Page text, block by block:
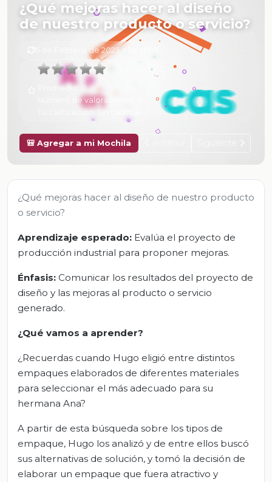
¿Qué mejoras hacer al diseño
de nuestro producto o servicio?
6 de Febrero de 2025 a las 17:09
Promedio: 0
Número de valoraciones:
Tu calificación: Sin calificar
🎒 Agregar a mi Mochila
¿Qué mejoras hacer al diseño de nuestro producto
o servicio?
Aprendizaje esperado: Evalúa el proyecto de
producción industrial para proponer mejoras.
Énfasis: Comunicar los resultados del proyecto de
diseño y las mejoras al producto o servicio
generado.
¿Qué vamos a aprender?
¿Recuerdas cuando Hugo eligió entre distintos
empaques elaborados de diferentes materiales
para seleccionar el más adecuado para su
hermana Ana?
A partir de esta búsqueda sobre los tipos de
empaque, Hugo los analizó y de entre ellos buscó
sus alternativas de solución, y tomó la decisión de
elaborar un empaque que fuera atractivo y